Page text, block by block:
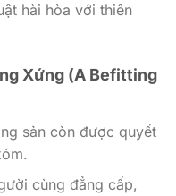
hài hòa với thiên
Xứng (A Befitting
sản còn được quyết
cùng đẳng cấp,